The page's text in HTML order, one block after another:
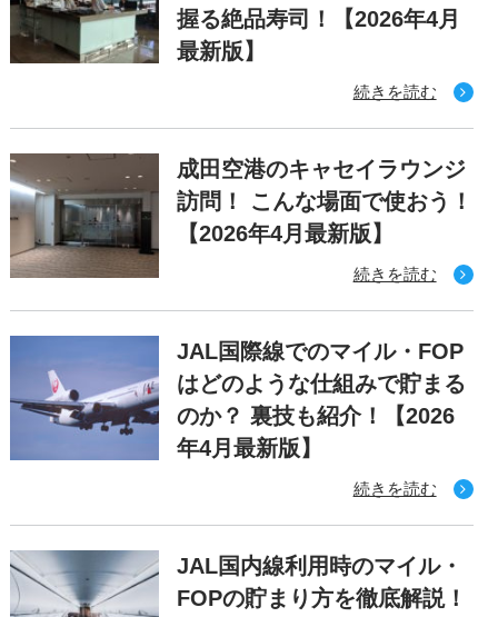
握る絶品寿司！【2026年4月
最新版】
続きを読む
成田空港のキャセイラウンジ
訪問！ こんな場面で使おう！
【2026年4月最新版】
続きを読む
JAL国際線でのマイル・FOP
はどのような仕組みで貯まる
のか？ 裏技も紹介！【2026
年4月最新版】
続きを読む
JAL国内線利用時のマイル・
FOPの貯まり方を徹底解説！